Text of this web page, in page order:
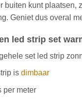
buiten kunt plaatsen,
Geniet dus overal
led strip set
set led strip
is dimbaar
per meter